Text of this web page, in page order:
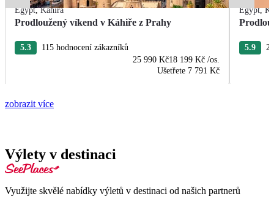
Egypt,Káhira
Prodloužený víkend v Káhiře z Prahy
5.3
115 hodnocení zákazníků
25 990 Kč18 199 Kč /os.
Ušetřete 7 791 Kč
Egypt,
5.9
zobrazit více
Výlety v destinaci
Využijte skvělé nabídky výletů v destinaci od našich partnerů